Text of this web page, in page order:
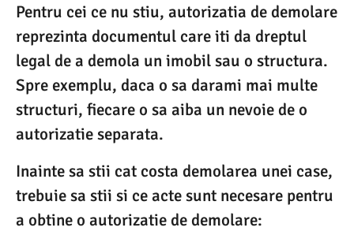
Pentru cei ce nu stiu, autorizatia de demolare
reprezinta documentul care iti da dreptul
legal de a demola un imobil sau o structura.
Spre exemplu, daca o sa darami mai multe
structuri, fiecare o sa aiba un nevoie de o
autorizatie separata.
Inainte sa stii cat costa demolarea unei case,
trebuie sa stii si ce acte sunt necesare pentru
a obtine o autorizatie de demolare: